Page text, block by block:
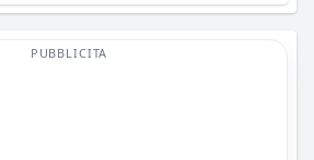
PUBBLICITA